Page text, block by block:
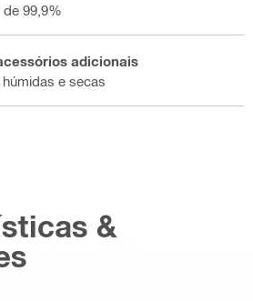
de 99,9%
adicionais
húmidas e secas
&